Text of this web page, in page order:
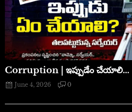
Corruption | ఇప్పుడేం చేయాలి…
June 4, 2026 0